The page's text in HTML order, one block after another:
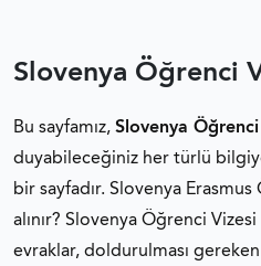
Slovenya Öğrenci
Bu sayfamız, Slovenya
duyabileceğiniz her türlü
bir sayfadır. Slovenya Erasmus
alınır? Slovenya Öğrenci
evraklar, doldurulması